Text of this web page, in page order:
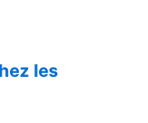
les